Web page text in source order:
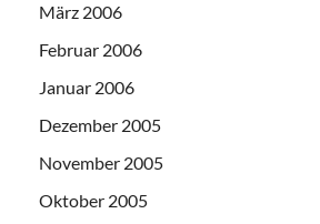
März 2006
Februar 2006
Januar 2006
Dezember 2005
November 2005
Oktober 2005